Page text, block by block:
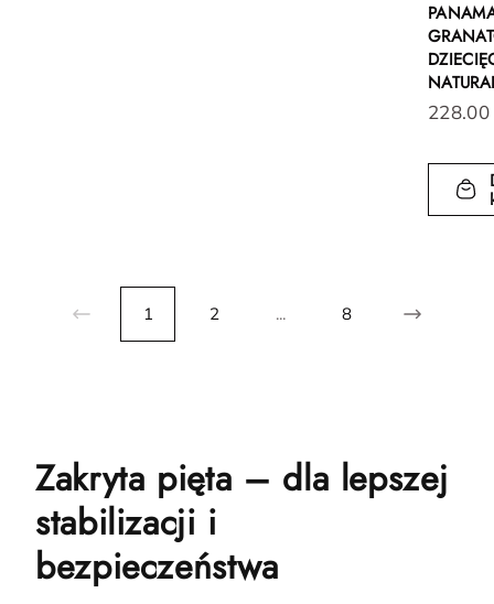
228.00
1 2 ... 8
Zakryta pięta – dla lepszej
stabilizacji i
bezpieczeństwa